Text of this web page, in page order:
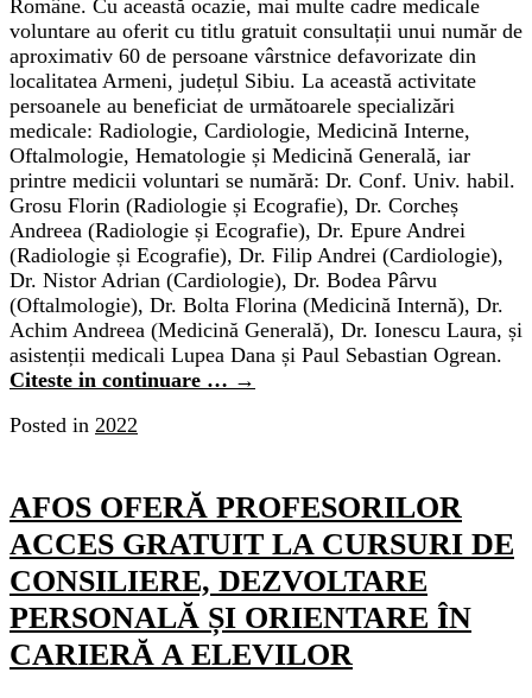
Române. Cu această ocazie, mai multe cadre medicale
voluntare au oferit cu titlu gratuit consultații unui număr de
aproximativ 60 de persoane vârstnice defavorizate din
localitatea Armeni, județul Sibiu. La această activitate
persoanele au beneficiat de următoarele specializări
medicale: Radiologie, Cardiologie, Medicină Interne,
Oftalmologie, Hematologie și Medicină Generală, iar
printre medicii voluntari se numără: Dr. Conf. Univ. habil.
Grosu Florin (Radiologie și Ecografie), Dr. Corcheș
Andreea (Radiologie și Ecografie), Dr. Epure Andrei
(Radiologie și Ecografie), Dr. Filip Andrei (Cardiologie),
Dr. Nistor Adrian (Cardiologie), Dr. Bodea Pârvu
(Oftalmologie), Dr. Bolta Florina (Medicină Internă), Dr.
Achim Andreea (Medicină Generală), Dr. Ionescu Laura, și
asistenții medicali Lupea Dana și Paul Sebastian Ogrean.
Citeste in continuare … →
Posted in 2022
AFOS OFERĂ PROFESORILOR
ACCES GRATUIT LA CURSURI DE
CONSILIERE, DEZVOLTARE
PERSONALĂ ȘI ORIENTARE ÎN
CARIERĂ A ELEVILOR